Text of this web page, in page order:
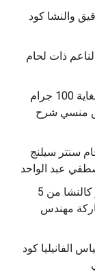
والنشا كود
ذات لحام
ماكينة تعبئة بودر شديد النعومة من 5 جرام لغاية 100 جرام
المهندس منسي شرح
بكيس 250 جرام لحام سنتر سيلنج
ماكينة تعبئة أتوماتيكية لتعبئة و تغليف البودر كالنشا من 5
جرام نظام أوجر موديل 952 ماركة مهندس
الفانيليا كود